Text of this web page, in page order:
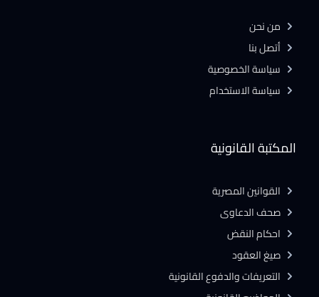
المكتبة القانونية
القوانين المصرية
صحف الدعاوى
احكام النقض
صيغ العقود
التعريفات والدفوع القانونية
من نحن
أتصل بنا
سياسة الخصوصية
سياسة الاستخدام